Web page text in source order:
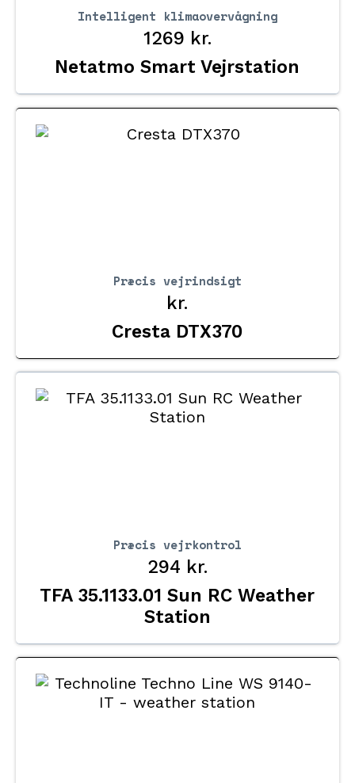
Intelligent klimaovervågning
Netatmo Smart Vejrstation
1269 kr.
Præcis vejrindsigt
Cresta DTX370
kr.
Præcis vejrkontrol
TFA 35.1133.01 Sun RC Weather
Station
294 kr.